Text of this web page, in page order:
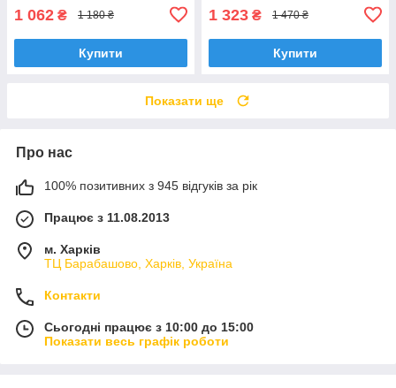
1 062 ₴ 1 180 ₴
Купити
1 323 ₴ 1 470 ₴
Купити
Показати ще
Про нас
100% позитивних з 945 відгуків за рік
Працює з 11.08.2013
м. Харків
ТЦ Барабашово, Харків, Україна
Контакти
Сьогодні працює з 10:00 до 15:00
Показати весь графік роботи